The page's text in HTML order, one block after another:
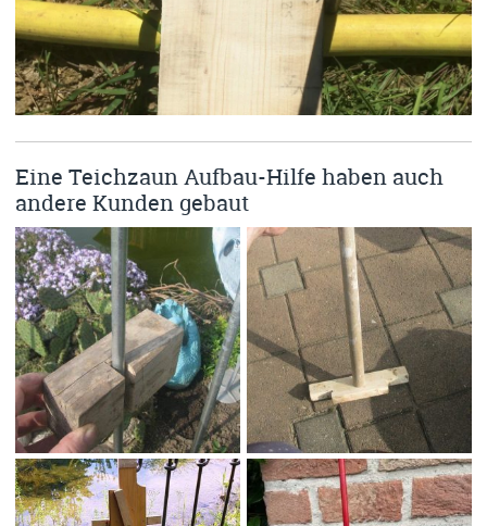
Eine Teichzaun Aufbau-Hilfe haben auch
andere Kunden gebaut